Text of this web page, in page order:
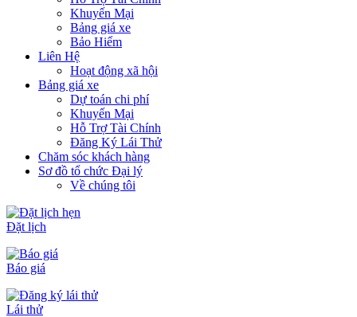
Khuyến Mại
Bảng giá xe
Bảo Hiểm
Liên Hệ
Hoạt động xã hội
Bảng giá xe
Dự toán chi phí
Khuyến Mại
Hỗ Trợ Tài Chính
Đăng Ký Lái Thử
Chăm sóc khách hàng
Sơ đồ tổ chức Đại lý
Về chúng tôi
Đặt lịch
Báo giá
Lái thử